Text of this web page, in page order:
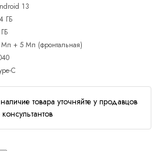
13
ГБ
+ 5 Мп (фронтальная)
C
товара уточняйте у продавцов
консультантов